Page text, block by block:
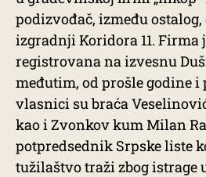
podizvođač, između
izgradnji Koridora 11. Firma
registrovana na izvesnu
međutim, od prošle godine
vlasnici su braća
kao i Zvonkov kum Milan
potpredsednik Srpske liste
tužilaštvo traži zbog istrage